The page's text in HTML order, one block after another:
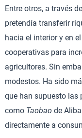
Entre otros, a través
pretendía transferir
hacia el interior y en
cooperativas para
agricultores. Sin
modestos. Ha sido
que han supuesto las
como Taobao de
directamente a